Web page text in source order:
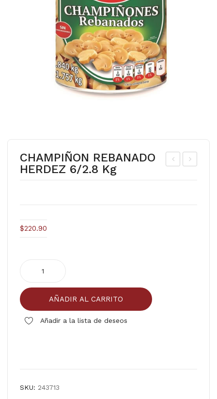
CHAMPIÑON REBANADO
HERDEZ 6/2.8 Kg
$220.90
REBANADO
HERDEZ
6/2.8
kg
cantidad
AÑADIR AL CARRITO
Añadir a la lista de deseos
SKU: 243713